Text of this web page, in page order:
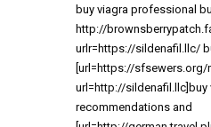
buy viagra professional
http://
urlr=https://sildenafil.llc/
[url=https://sfsewers.org/
url=http://sildenafil.llc]buy
recommendations and